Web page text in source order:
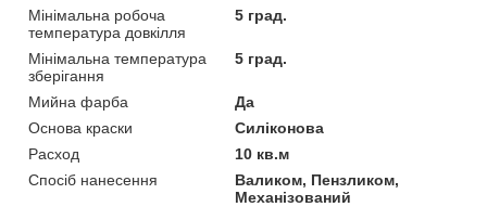
Мінімальна робоча
температура довкілля
5 град.
Мінімальна температура
зберігання
5 град.
Мийна фарба
Да
Основа краски
Силіконова
Расход
10 кв.м
Спосіб нанесення
Валиком, Пензликом,
Механізований